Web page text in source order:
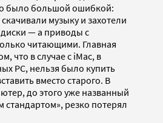
было большой ошибкой:
музыку и захотели
— а приводы с
читающими. Главная
что в случае с iMac, в
PC, нельзя было купить
вместо старого. В
до этого уже названный
стандартом», резко потерял